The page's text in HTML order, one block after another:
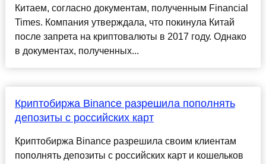
Китаем, согласно документам, полученным Financial
Times. Компания утверждала, что покинула Китай
после запрета на криптовалюты в 2017 году. Однако
в документах, полученных...
Криптобиржа Binance разрешила пополнять
депозиты с российских карт
Криптобиржа Binance разрешила своим клиентам
пополнять депозиты с российских карт и кошельков